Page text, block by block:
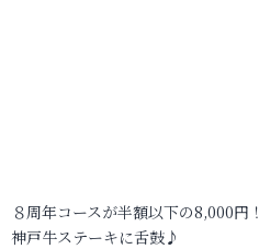
８周年コースが半額以下の8,000円！
神戸牛ステーキに舌鼓♪